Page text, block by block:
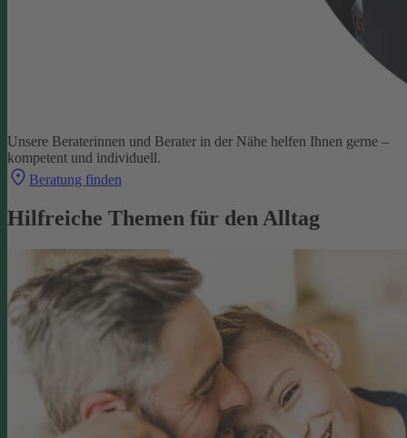
Unsere Beraterinnen und Berater in der Nähe helfen Ihnen gerne –
kompetent und individuell.
Beratung finden
Hilfreiche Themen für den Alltag